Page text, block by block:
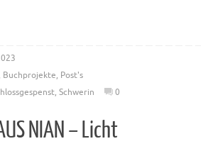
Buchprojekte, Post's
, Schwerin 0
NIAN – Licht